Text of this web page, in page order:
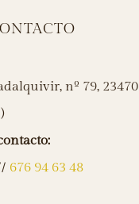
nº 79, 23470
676 94 63 48